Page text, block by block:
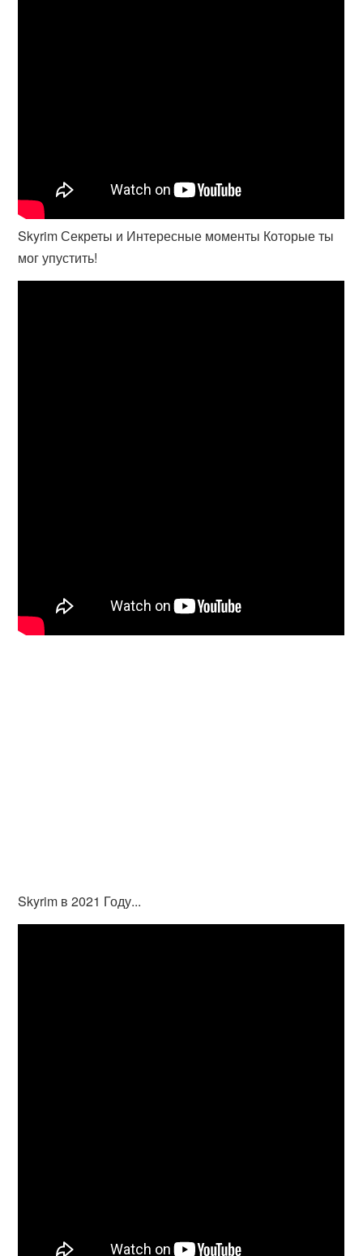
Skyrim Секреты и Интересные моменты Которые ты
мог упустить!
Skyrim в 2021 Году...